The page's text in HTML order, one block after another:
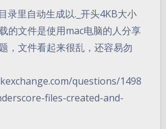
录里自动生成以._开头4KB大小
的文件是使用mac电脑的人分享
，文件看起来很乱，还容易勿
questions/1498
files-created-and-